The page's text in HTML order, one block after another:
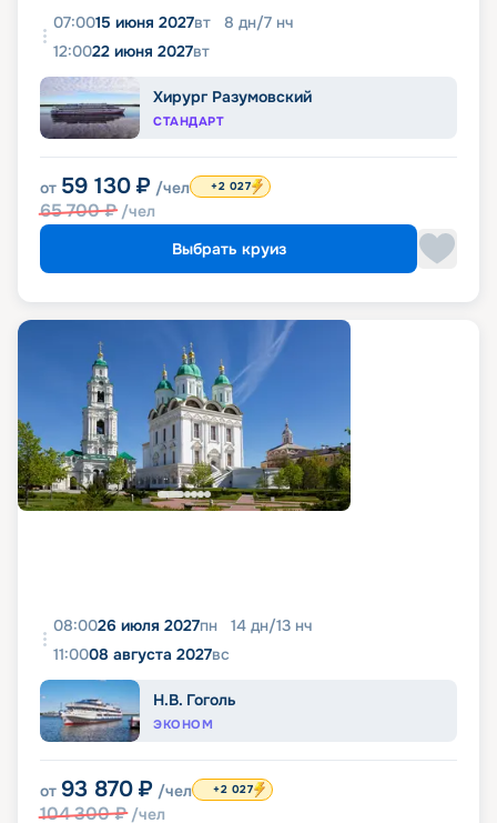
07:0015 июня 2027вт 8 дн/7 нч
12:0022 июня 2027вт
Хирург Разумовский
СТАНДАРТ
от 59 130 ₽ /чел
65 700₽ /чел
+2 027
Выбрать круиз
08:0026 июля 2027пн 14 дн/13 нч
11:0008 августа 2027вс
Н.В. Гоголь
ЭКОНОМ
от 93 870 ₽ /чел
104 300₽ /чел
+2 027